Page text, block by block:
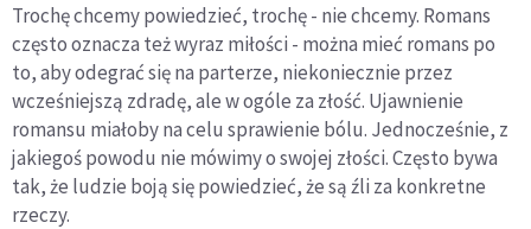
Trochę chcemy powiedzieć, trochę - nie chcemy. Romans
często oznacza też wyraz miłości - można mieć romans po
to, aby odegrać się na parterze, niekoniecznie przez
wcześniejszą zdradę, ale w ogóle za złość. Ujawnienie
romansu miałoby na celu sprawienie bólu. Jednocześnie, z
jakiegoś powodu nie mówimy o swojej złości. Często bywa
tak, że ludzie boją się powiedzieć, że są źli za konkretne
rzeczy.